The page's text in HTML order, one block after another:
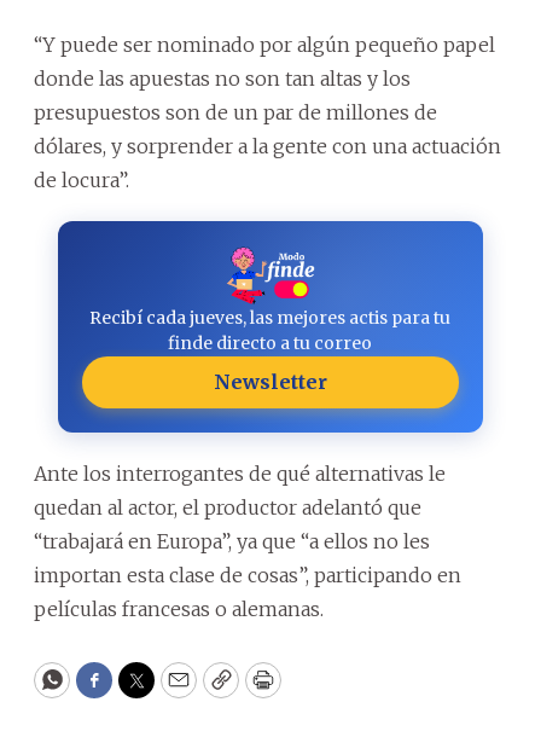
“Y puede ser nominado por algún pequeño papel
donde las apuestas no son tan altas y los
presupuestos son de un par de millones de
dólares, y sorprender a la gente con una actuación
de locura”.
Recibí cada jueves, las mejores actis para tu
finde directo a tu correo
Newsletter
Ante los interrogantes de qué alternativas le
quedan al actor, el productor adelantó que
“trabajará en Europa”, ya que “a ellos no les
importan esta clase de cosas”, participando en
películas francesas o alemanas.
WhatsApp
Facebook
Twitter
EmailCopyPrint